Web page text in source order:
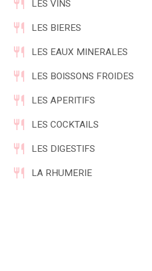
LES VINS
LES BIERES
LES EAUX MINERALES
LES BOISSONS FROIDES
LES APERITIFS
LES COCKTAILS
LES DIGESTIFS
LA RHUMERIE
Thé vert nature, menthe ou litchi
Thé aromatisé agrumes, cannelle,
Infusion Verveine et Tilleul, nature